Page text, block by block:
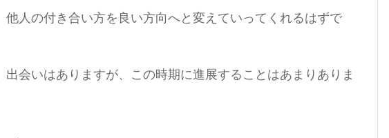
他人の付き合い方を良い方向へと変えていってくれるはずで
出会いはありますが、この時期に進展することはあまりありま